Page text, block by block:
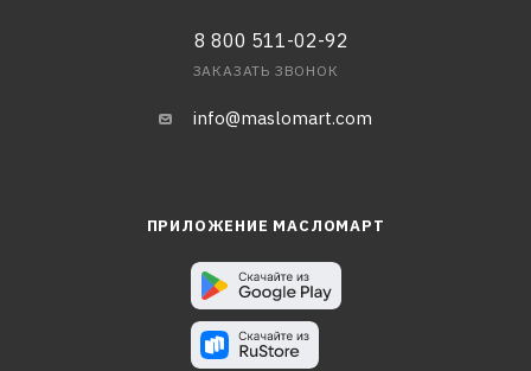
8 800 511-02-92
ЗАКАЗАТЬ ЗВОНОК
info@maslomart.com
ПРИЛОЖЕНИЕ МАСЛОМАРТ